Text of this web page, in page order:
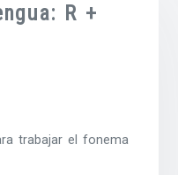
R +
trabajar el fonema